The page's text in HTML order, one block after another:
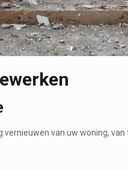
van uw woning,